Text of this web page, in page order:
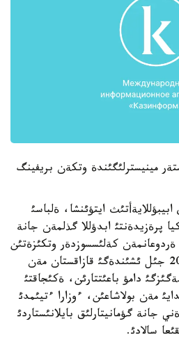
مينيسترلئگئندة وتكةن بريفينگ
ايتؤئنشا، ةلباسئ
پرةزيدةنتئ ابدؤللا گذلمةن جانة
كةلئسسوزدةر وتكئزةتئن
بولادئ. وندا تاراپتار سوثعئ 20 جئل ئشئندةگئ قازاقستان مةن
دامؤ باعئتتارئن، ةكئجاقتئ
مةن بولاشاعئن، ءوزارا ءتيئمدئ
جانة گؤمانيتارلئق بايلانئستاردئ
سالادئ.